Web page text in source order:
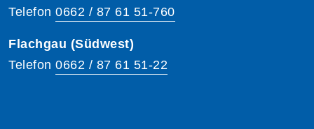
Telefon 0662 / 87 61 51-760
Flachgau (Südwest)
Telefon 0662 / 87 61 51-22